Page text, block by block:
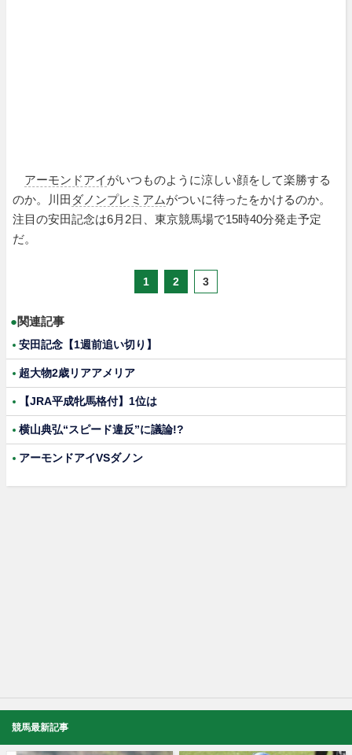
アーモンドアイがいつものように涼しい顔をして楽勝する
のか。川田 ダノンプレミアムがついに待ったをかけるのか。
注目の安田記念は6月2日、東京競馬場で15時40分発走予定
だ。
1 2 3
●関連記事
安田記念【1週前追い切り】
超大物2歳リアアメリア
【JRA平成牝馬格付】1位は
横山典弘“スピード違反”に議論!?
アーモンドアイVSダノン
競馬最新記事